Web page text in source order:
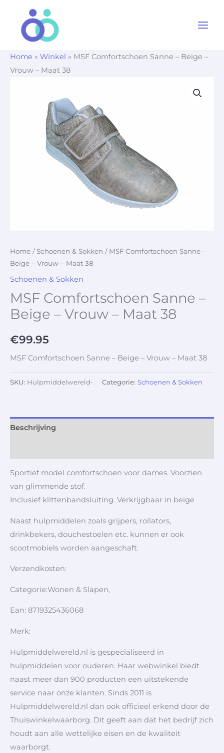
Home » Winkel » MSF Comfortschoen Sanne – Beige –
Vrouw – Maat 38
Home / Schoenen & Sokken / MSF Comfortschoen Sanne –
Beige – Vrouw – Maat 38
Schoenen & Sokken
MSF Comfortschoen Sanne –
Beige – Vrouw – Maat 38
€99.95
MSF Comfortschoen Sanne – Beige – Vrouw – Maat 38
SKU: Hulpmiddelwereld- Categorie: Schoenen & Sokken
Beschrijving
Sportief model comfortschoen voor dames. Voorzien
van glimmende stof.
Inclusief klittenbandsluiting. Verkrijgbaar in beige
Naast hulpmiddelen zoals grijpers, rollators,
drinkbekers, douchestoelen etc. kunnen er ook
scootmobiels worden aangeschaft.
Verzendkosten:
Categorie:Wonen & Slapen,
Ean: 8719325436068
Merk:
Hulpmiddelwereld.nl is gespecialiseerd in
hulpmiddelen voor ouderen. Haar webwinkel biedt
naast meer dan 900 producten een uitstekende
service naar onze klanten. Sinds 2011 is
Hulpmiddelwereld.nl dan ook officieel erkend door de
Thuiswinkelwaarborg. Dit geeft aan dat het bedrijf zich
houdt aan alle wettelijke eisen en de kwaliteit
waarborgt.